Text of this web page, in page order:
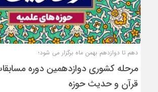
دهم تا دوازدهم بهمن ماه برگزار می شود؛
مرحله کشوری دوازدهمین دوره
قرآن و حدیث حوزه